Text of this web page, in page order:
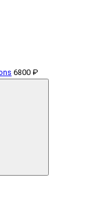
6800 ₽